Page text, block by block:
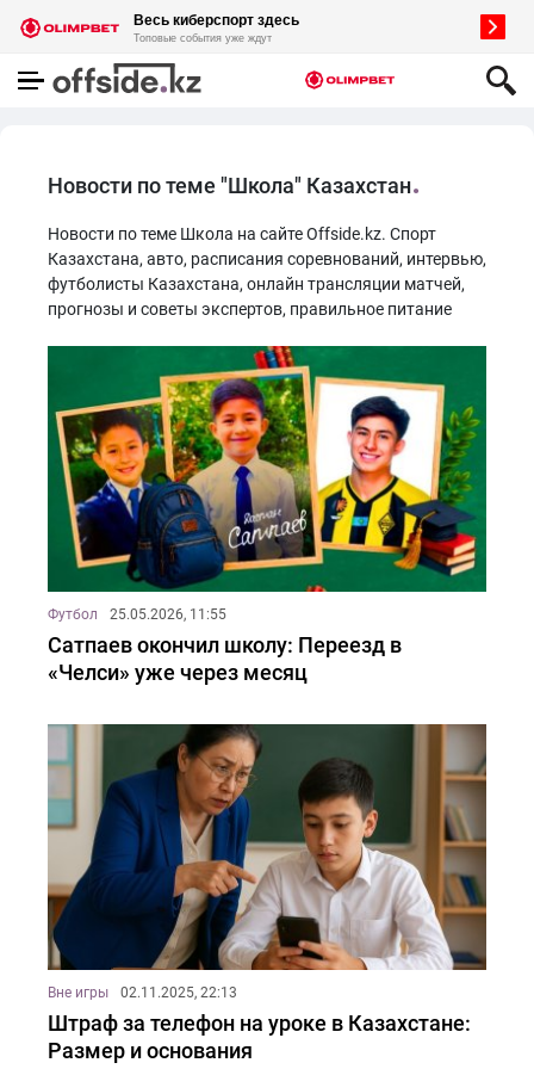
Новости по теме "Школа" Казахстан
Новости по теме Школа на сайте Offside.kz. Спорт
Казахстана, авто, расписания соревнований, интервью,
футболисты Казахстана, онлайн трансляции матчей,
прогнозы и советы экспертов, правильное питание
Футбол 25.05.2026, 11:55
Сатпаев окончил школу: Переезд в
«Челси» уже через месяц
Вне игры 02.11.2025, 22:13
Штраф за телефон на уроке в Казахстане:
Размер и основания